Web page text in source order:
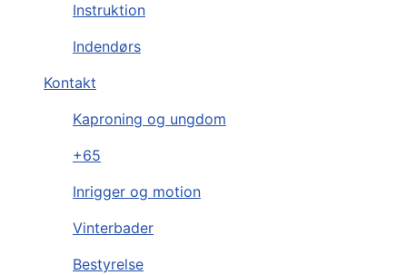
Instruktion
Indendørs
Kontakt
Kaproning og ungdom
+65
Inrigger og motion
Vinterbader
Bestyrelse